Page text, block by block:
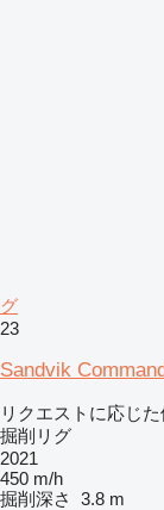
グ
23
Sandvik
リクエストに応じた
掘削リグ
2021
450 m/h
掘削深さ
3.8 m